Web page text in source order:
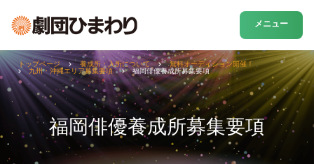
メニュー
福岡俳優養成所募集要項
トップページ 養成所・入所について
無料オーディション開催！
九州・沖縄エリア募集要項
福岡俳優養成所募集要項